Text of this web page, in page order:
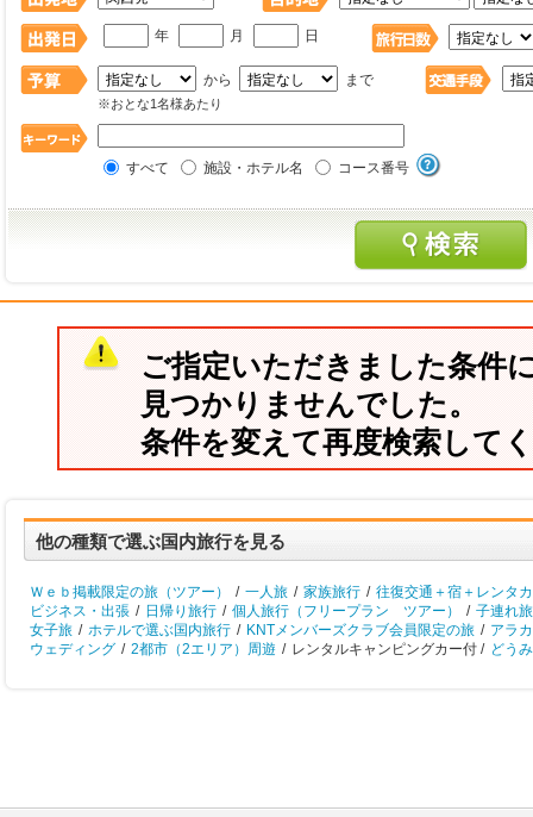
年 月 日
から まで
※おとな1名様あたり
すべて 施設・ホテル名 コース番号
ご指定いただきました条件
見つかりませんでした。
条件を変えて再度検索して
他の種類で選ぶ国内旅行を見る
Ｗｅｂ掲載限定の旅（ツアー） / 一人旅 / 家族旅行 / 往復交通＋宿＋レンタ
ビジネス・出張 / 日帰り旅行 / 個人旅行（フリープラン ツアー） / 子連れ
女子旅 / ホテルで選ぶ国内旅行 / KNTメンバーズクラブ会員限定の旅 / アラ
ウェディング / 2都市（2エリア）周遊 / レンタルキャンピングカー付 / どう